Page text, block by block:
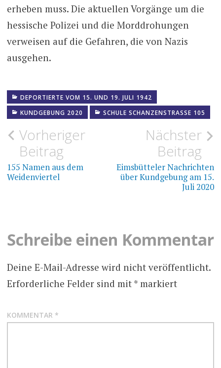
erheben muss. Die aktuellen Vorgänge um die
hessische Polizei und die Morddrohungen
verweisen auf die Gefahren, die von Nazis
ausgehen.
DEPORTIERTE VOM 15. UND 19. JULI 1942
KUNDGEBUNG 2020
SCHULE SCHANZENSTRASSE 105
Beitragsnavigation
Vorheriger
Beitrag
155 Namen aus dem
Weidenviertel
Nächster
Beitrag
Eimsbütteler Nachrichten
über Kundgebung am 15.
Juli 2020
Schreibe einen Kommentar
Deine E-Mail-Adresse wird nicht veröffentlicht.
Erforderliche Felder sind mit *markiert
KOMMENTAR *